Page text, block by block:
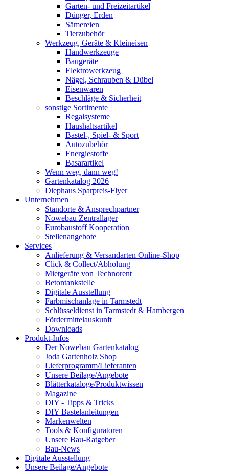
Garten- und Freizeitartikel
Dünger, Erden
Sämereien
Tierzubehör
Werkzeug, Geräte & Kleineisen
Handwerkzeuge
Baugeräte
Elektrowerkzeug
Nägel, Schrauben & Dübel
Eisenwaren
Beschläge & Sicherheit
sonstige Sortimente
Regalsysteme
Haushaltsartikel
Bastel-, Spiel- & Sport
Autozubehör
Energiestoffe
Basarartikel
Wenn weg, dann weg!
Gartenkatalog 2026
Diephaus Sparpreis-Flyer
Unternehmen
Standorte & Ansprechpartner
Nowebau Zentrallager
Eurobaustoff Kooperation
Stellenangebote
Services
Anlieferung & Versandarten Online-Shop
Click & Collect/Abholung
Mietgeräte von Technorent
Betontankstelle
Digitale Ausstellung
Farbmischanlage in Tarmstedt
Schlüsseldienst in Tarmstedt & Hambergen
Fördermittelauskunft
Downloads
Produkt-Infos
Der Nowebau Gartenkatalog
Joda Gartenholz Shop
Lieferprogramm/Lieferanten
Unsere Beilage/Angebote
Blätterkataloge/Produktwissen
Magazine
DIY - Tipps & Tricks
DIY Bastelanleitungen
Markenwelten
Tools & Konfiguratoren
Unsere Bau-Ratgeber
Bau-News
Digitale Ausstellung
Unsere Beilage/Angebote